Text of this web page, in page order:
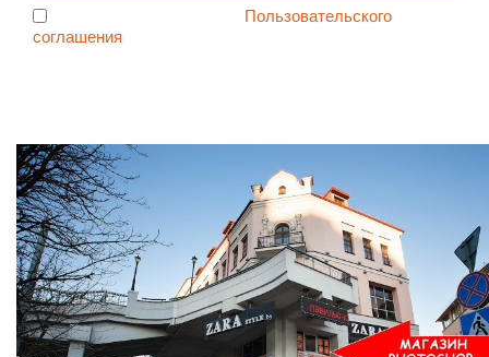
Пользовательского
соглашения